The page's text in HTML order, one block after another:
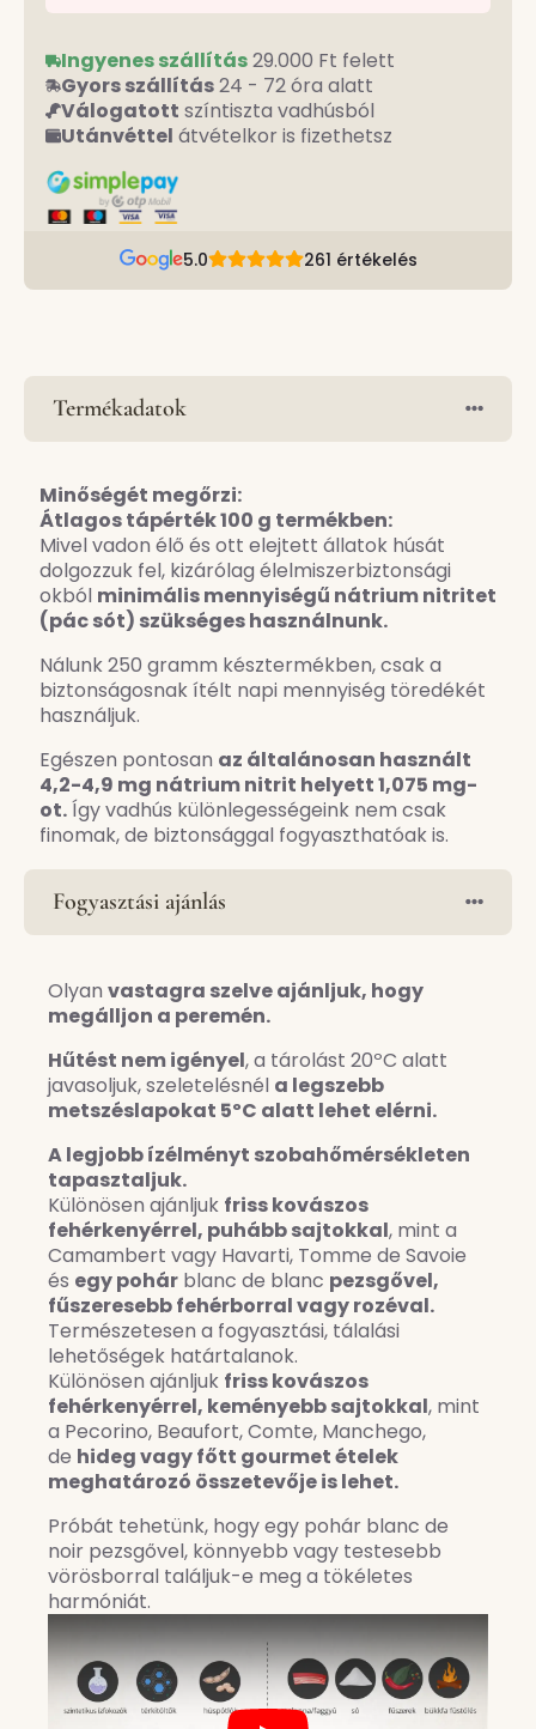
Ingyenes szállítás29.000 Ft felett
Gyors szállítás24 - 72 óra alatt
Válogatott színtiszta vadhúsból
Utánvéttel átvételkor is fizethetsz
5.0 261 értékelés
Termékadatok
Minőségét megőrzi:
Átlagos tápérték 100 g termékben:
Mivel vadon élő és ott elejtett állatok húsát
dolgozzuk fel, kizárólag élelmiszerbiztonsági
okból minimális mennyiségű nátrium nitritet
(pác sót) szükséges használnunk.
Nálunk 250 gramm késztermékben, csak a
biztonságosnak ítélt napi mennyiség töredékét
használjuk.
Egészen pontosan az általánosan használt
4,2-4,9 mg nátrium nitrit helyett 1,075 mg-
ot.Így vadhús különlegességeink nem csak
finomak, de biztonsággal fogyaszthatóak is.
Fogyasztási ajánlás
Olyan vastagra szelve ajánljuk, hogy
megálljon a peremén.
Hűtést nem igényel, a tárolást 20ºC alatt
javasoljuk, szeletelésnél a legszebb
metszéslapokat 5ºC alatt lehet elérni.
A legjobb ízélményt szobahőmérsékleten
tapasztaljuk.
Különösen ajánljuk friss kovászos
fehérkenyérrel, puhább sajtokkal, mint a
Camambert vagy Havarti, Tomme de Savoie
és egy pohár blanc de blanc pezsgővel,
fűszeresebb fehérborral vagy rozéval.
Természetesen a fogyasztási, tálalási
lehetőségek határtalanok.
Különösen ajánljuk friss kovászos
fehérkenyérrel, keményebb sajtokkal, mint
a Pecorino, Beaufort, Comte, Manchego,
de hideg vagy főtt gourmet ételek
meghatározó összetevője is lehet.
Próbát tehetünk, hogy egy pohár blanc de
noir pezsgővel, könnyebb vagy testesebb
vörösborral találjuk-e meg a tökéletes
harmóniát.